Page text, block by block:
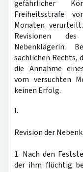
gefährlicher
Freiheitsstrafe
Monaten
Revisionen
Nebenklägerin.
sachlichen Rechts,
die Annahme
vom versuchten
keinen Erfolg.
I.
Revision der
1. Nach den
der ihm flüchtig